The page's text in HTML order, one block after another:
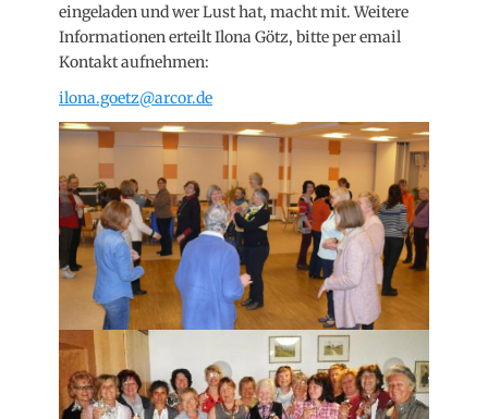
eingeladen und wer Lust hat, macht mit. Weitere
Informationen erteilt Ilona Götz, bitte per email
Kontakt aufnehmen:
ilona.goetz@arcor.de